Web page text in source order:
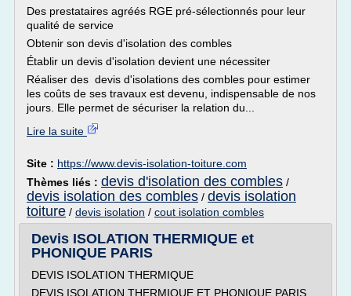
Des prestataires agréés RGE pré-sélectionnés pour leur
qualité de service
Obtenir son devis d'isolation des combles
Établir un devis d'isolation devient une nécessiter
Réaliser des devis d'isolations des combles pour estimer
les coûts de ses travaux est devenu, indispensable de nos
jours. Elle permet de sécuriser la relation du...
Lire la suite
Site : https://www.devis-isolation-toiture.com
Thèmes liés : devis d'isolation des combles /
devis isolation des combles / devis isolation
toiture / devis isolation / cout isolation combles
Devis ISOLATION THERMIQUE et
PHONIQUE PARIS
DEVIS ISOLATION THERMIQUE
DEVIS ISOLATION THERMIQUE ET PHONIQUE PARIS